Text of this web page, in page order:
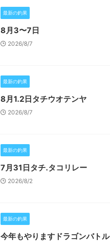
最新の釣果
8月3〜7日
2026/8/7
最新の釣果
8月1.2日タチウオテンヤ
2026/8/7
最新の釣果
7月31日タチ.タコリレー
2026/8/2
最新の釣果
今年もやりますドラゴンバトル